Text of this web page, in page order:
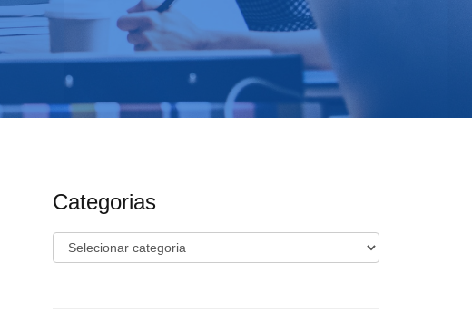
Categorias
Categorias